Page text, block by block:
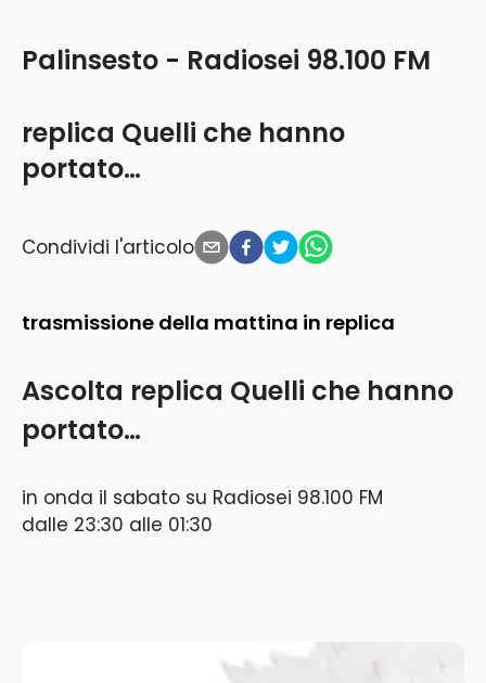
replica Quelli che hanno
portato…
Palinsesto - Radiosei 98.100 FM
Condividi l'articolo
trasmissione della mattina in replica
Ascolta replica Quelli che hanno
portato…
in onda il sabato su Radiosei 98.100 FM
dalle 23:30 alle 01:30